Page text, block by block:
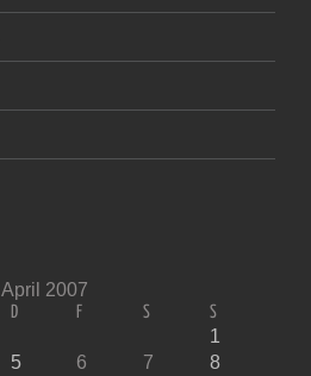
April 2007
D F S S
1
5 6 7 8